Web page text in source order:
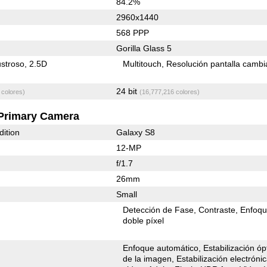
2960x1440
568 PPP
Gorilla Glass 5
2.5D Multitouch Resolución pantalla
24 bit (16,777,216 colores)
Camera
Galaxy S8
12-MP
f/1.7
26mm
Small
Detección de Fase Contraste
doble píxel
Enfoque automático Estabilización
de la imagen
Estabilización